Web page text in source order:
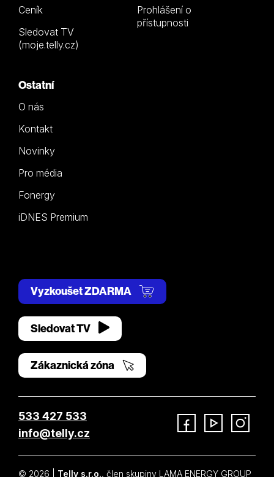
Ceník
Sledovat TV
(moje.telly.cz)
Prohlášení o
přístupnosti
Ostatní
O nás
Kontakt
Novinky
Pro média
Fonergy
iDNES Premium
Vyzkoušet ZDARMA
Sledovat TV
Zákaznická zóna
533 427 533
info@telly.cz
© 2026 | Telly s.r.o., člen skupiny LAMA ENERGY GROUP